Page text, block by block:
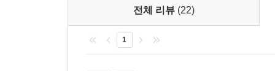
전체 리뷰 (22)
1